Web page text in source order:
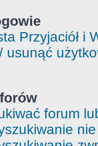
Przyjaciół i
forum